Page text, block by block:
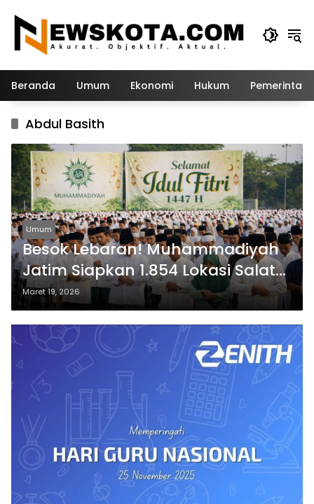
konten
Beranda Umum Ekonomi Hukum
Abdul Basith
Umum
Besok Lebaran! Muhammadiyah
Jatim Siapkan 1.854 Lokasi Salat
Idulfitri, Ini Detailnya
Maret 19, 2026